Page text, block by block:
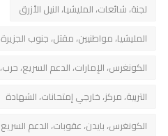
لجنة، شائعات، المليشيا، النيل الأزرق
المليشيا، مواطنيين، مقتل، جنوب
الكونغرس، الإمارات، الدعم السريع،
التربية، مركز، خارجي إمتحانات، الشهادة
الكونغرس، بايدن، عقوبات، الدعم السريع